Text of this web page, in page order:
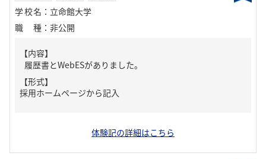
学校名 ： 立命館大学
職種 ： 非公開
【内容】
履歴書とWebESがありました。
【形式】
採用ホームページから記入
体験記の詳細はこちら